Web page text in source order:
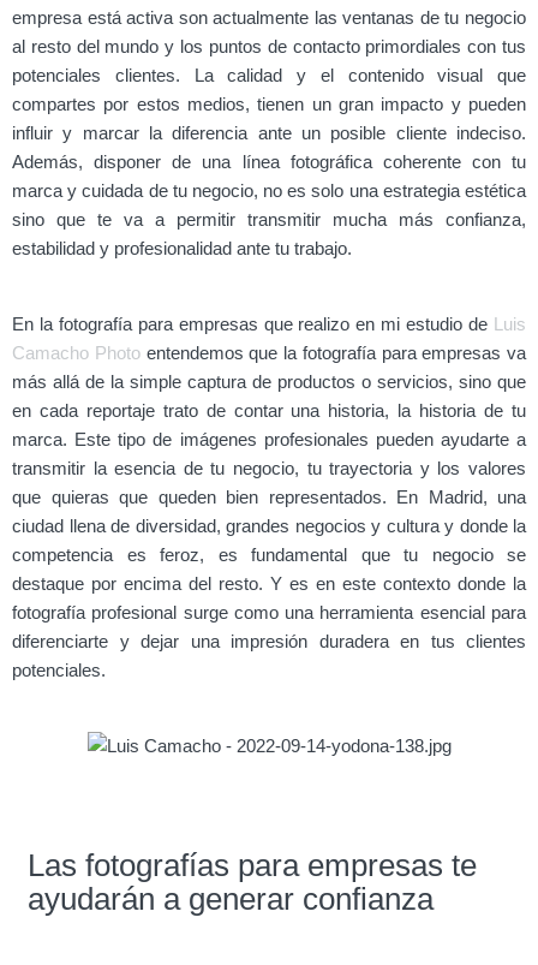
empresa está activa son actualmente las ventanas de tu negocio
al resto del mundo y los puntos de contacto primordiales con tus
potenciales clientes. La calidad y el contenido visual que
compartes por estos medios, tienen un gran impacto y pueden
influir y marcar la diferencia ante un posible cliente indeciso.
Además, disponer de una línea fotográfica coherente con tu
marca y cuidada de tu negocio, no es solo una estrategia estética
sino que te va a permitir transmitir mucha más confianza,
estabilidad y profesionalidad ante tu trabajo.
En la fotografía para empresas que realizo en mi estudio de Luis
Camacho Photoentendemos que la fotografía para empresas va
más allá de la simple captura de productos o servicios, sino que
en cada reportaje trato de contar una historia, la historia de tu
marca. Este tipo de imágenes profesionales pueden ayudarte a
transmitir la esencia de tu negocio, tu trayectoria y los valores
que quieras que queden bien representados. En Madrid, una
ciudad llena de diversidad, grandes negocios y cultura y donde la
competencia es feroz, es fundamental que tu negocio se
destaque por encima del resto. Y es en este contexto donde la
fotografía profesional surge como una herramienta esencial para
diferenciarte y dejar una impresión duradera en tus clientes
potenciales.
Las fotografías para empresas te
ayudarán a generar confianza